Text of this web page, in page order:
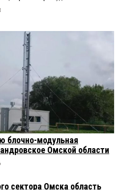
блочно-модульная
Омской области
сектора Омска область